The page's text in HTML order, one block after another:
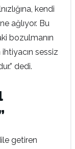
kendi
ağlıyor. Bu
bozulmanın
sessiz
dedi.
getiren